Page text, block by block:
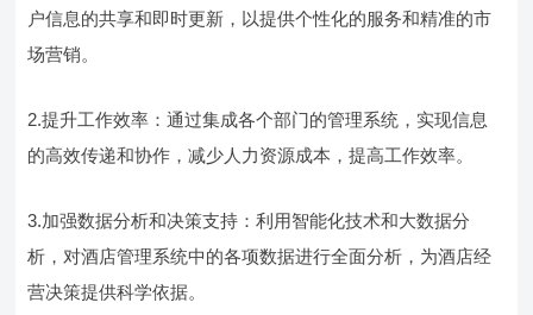
户信息的共享和即时更新，以提供个性化的服务和精准的市
场营销。
2.提升工作效率：通过集成各个部门的管理系统，实现信息
的高效传递和协作，减少人力资源成本，提高工作效率。
3.加强数据分析和决策支持：利用智能化技术和大数据分
析，对酒店管理系统中的各项数据进行全面分析，为酒店经
营决策提供科学依据。